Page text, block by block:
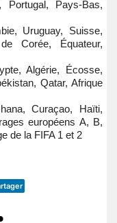
Portugal, Pays-Bas,
Uruguay, Suisse,
Corée, Équateur,
Algérie, Écosse,
Qatar, Afrique
Curaçao, Haïti,
européens A, B,
de la FIFA 1 et 2